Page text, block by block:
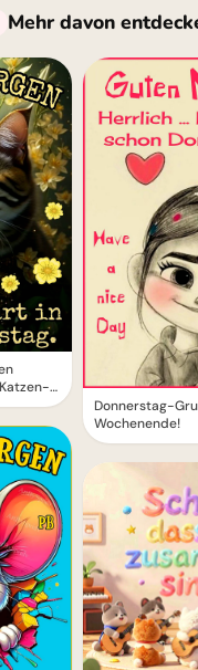
Mehr davon
Donnerstag-
Wochenende!